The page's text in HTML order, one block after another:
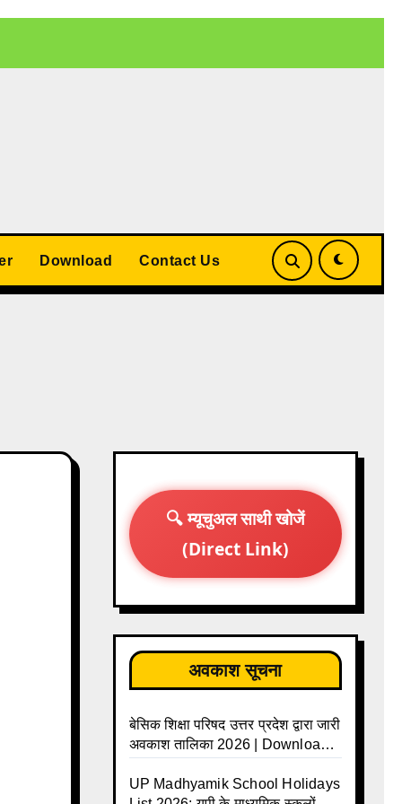
समझौता
Download Contact Us
🔍 म्यूचुअल साथी खोजें
(Direct Link)
अवकाश सूचना
बेसिक शिक्षा परिषद उत्तर प्रदेश द्वारा जारी
अवकाश तालिका 2026 | Download
Holiday List 2026 | Basic
UP Madhyamik School Holidays